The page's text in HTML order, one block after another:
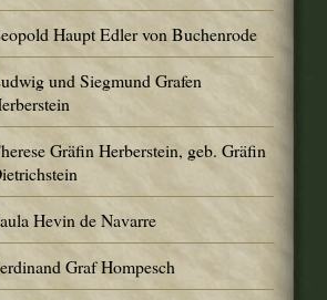
Haupt Edler von Buchenrode
und Siegmund Grafen
Gräfin Herberstein, geb. Gräfin
Hevin de Navarre
Graf Hompesch